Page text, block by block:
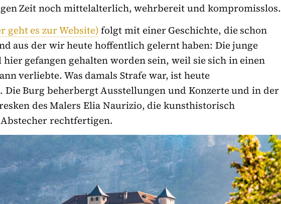
Zeit noch mittelalterlich, wehrbereit und kompromisslos.
geht es zur Website)folgt mit einer Geschichte, die schon
aus der wir heute hoffentlich gelernt haben: Die junge
gefangen gehalten worden sein, weil sie sich in einen
verliebte. Was damals Strafe war, ist heute
Burg beherbergt Ausstellungen und Konzerte und in der
des Malers Elia Naurizio, die kunsthistorisch
rechtfertigen.